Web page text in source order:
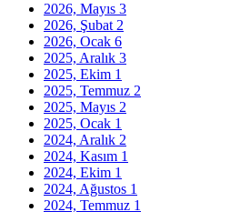
2026, Mayıs 3
2026, Şubat 2
2026, Ocak 6
2025, Aralık 3
2025, Ekim 1
2025, Temmuz 2
2025, Mayıs 2
2025, Ocak 1
2024, Aralık 2
2024, Kasım 1
2024, Ekim 1
2024, Ağustos 1
2024, Temmuz 1